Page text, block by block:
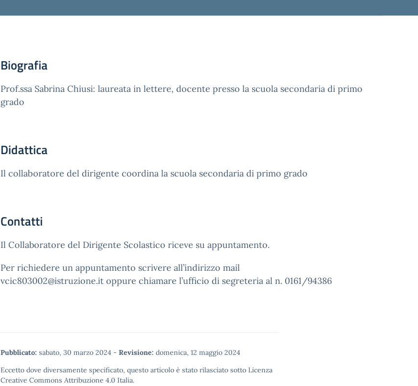
Biografia
Prof.ssa Sabrina Chiusi: laureata in lettere, docente presso la scuola secondaria di primo
grado
Didattica
Il collaboratore del dirigente coordina la scuola secondaria di primo grado
Contatti
Il Collaboratore del Dirigente Scolastico riceve su appuntamento.
Per richiedere un appuntamento scrivere all’indirizzo mail
vcic803002@istruzione.it oppure chiamare l’ufficio di segreteria al n. 0161/94386
Pubblicato: sabato, 30 marzo 2024 - Revisione: domenica, 12 maggio 2024
Eccetto dove diversamente specificato, questo articolo è stato rilasciato sotto Licenza
Creative Commons Attribuzione 4.0 Italia.